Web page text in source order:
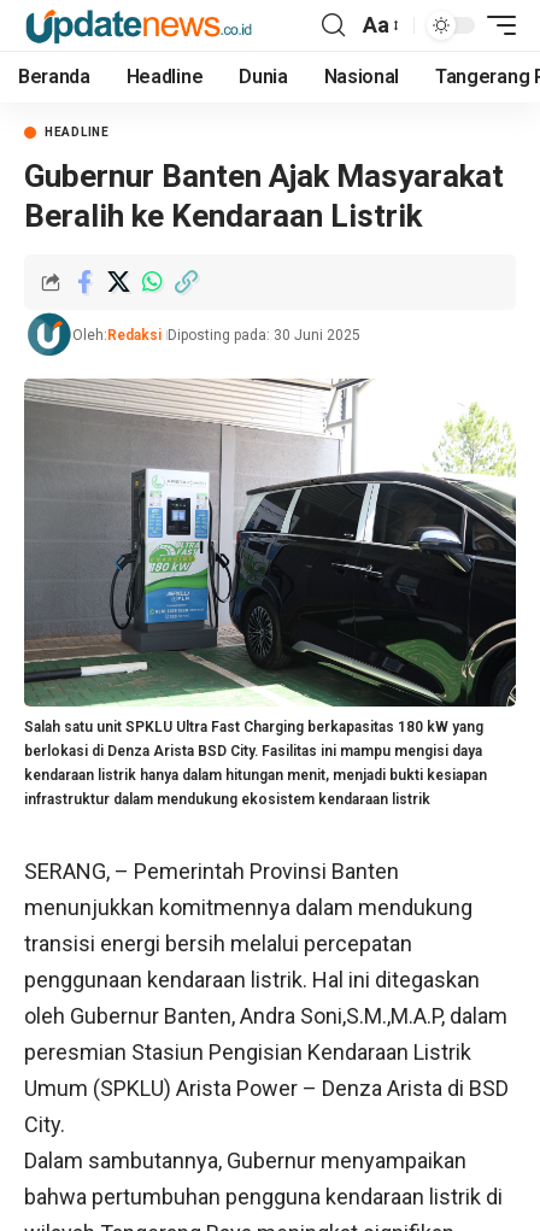
Aa
Beranda Headline Dunia Nasional Tangerang
HEADLINE
Gubernur Banten Ajak Masyarakat
Beralih ke Kendaraan Listrik
Oleh: Redaksi Diposting pada: 30 Juni 2025
Salah satu unit SPKLU Ultra Fast Charging berkapasitas 180 kW yang
berlokasi di Denza Arista BSD City. Fasilitas ini mampu mengisi daya
kendaraan listrik hanya dalam hitungan menit, menjadi bukti kesiapan
infrastruktur dalam mendukung ekosistem kendaraan listrik
SERANG, – Pemerintah Provinsi Banten
menunjukkan komitmennya dalam mendukung
transisi energi bersih melalui percepatan
penggunaan kendaraan listrik. Hal ini ditegaskan
oleh Gubernur Banten, Andra Soni,S.M.,M.A.P, dalam
peresmian Stasiun Pengisian Kendaraan Listrik
Umum (SPKLU) Arista Power – Denza Arista di BSD
City.
Dalam sambutannya, Gubernur menyampaikan
bahwa pertumbuhan pengguna kendaraan listrik di